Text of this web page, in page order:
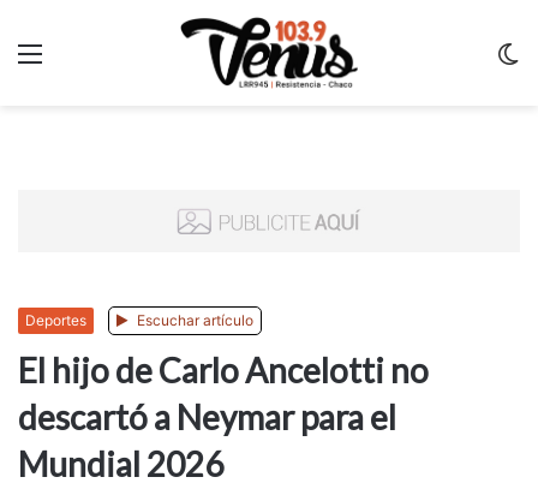
Deportes Escuchar artículo
El hijo de Carlo Ancelotti no
descartó a Neymar para el
Mundial 2026